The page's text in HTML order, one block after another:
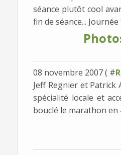
séance plutôt cool
fin de séance...
08 novembre 2007 ( #
Jeff Regnier et
spécialité locale et
bouclé le marathon en